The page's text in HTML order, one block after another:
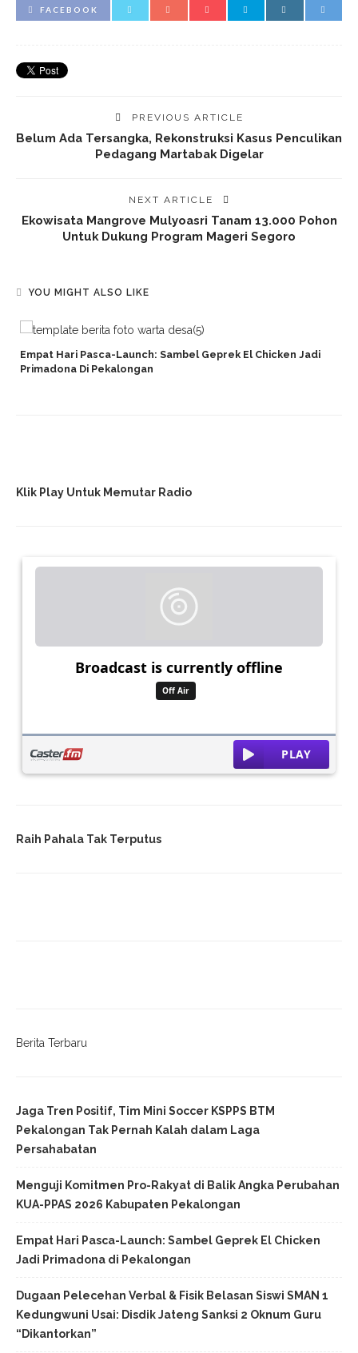
FACEBOOK
PREVIOUS ARTICLE
Belum Ada Tersangka, Rekonstruksi Kasus Penculikan
Pedagang Martabak Digelar
NEXT ARTICLE
Ekowisata Mangrove Mulyoasri Tanam 13.000 Pohon
Untuk Dukung Program Mageri Segoro
YOU MIGHT ALSO LIKE
Empat Hari Pasca-Launch: Sambel Geprek El Chicken Jadi
Primadona Di Pekalongan
Klik Play Untuk Memutar Radio
Raih Pahala Tak Terputus
Berita Terbaru
Jaga Tren Positif, Tim Mini Soccer KSPPS BTM
Pekalongan Tak Pernah Kalah dalam Laga
Persahabatan
Menguji Komitmen Pro-Rakyat di Balik Angka Perubahan
KUA-PPAS 2026 Kabupaten Pekalongan
Empat Hari Pasca-Launch: Sambel Geprek El Chicken
Jadi Primadona di Pekalongan
Dugaan Pelecehan Verbal & Fisik Belasan Siswi SMAN 1
Kedungwuni Usai: Disdik Jateng Sanksi 2 Oknum Guru
“Dikantorkan”